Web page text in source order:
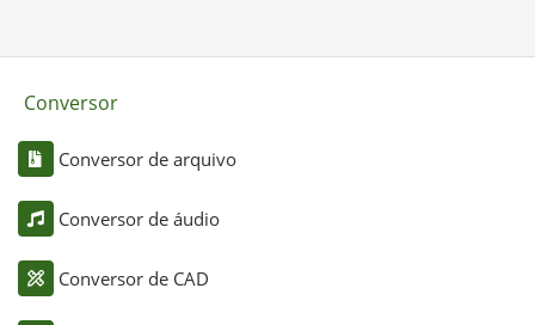
Conversor
Conversor de arquivo
Conversor de áudio
Conversor de CAD